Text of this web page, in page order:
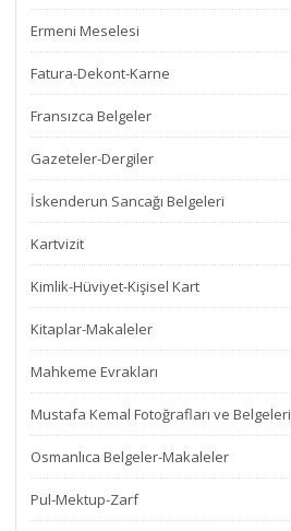
Ermeni Meselesi
Fatura-Dekont-Karne
Fransızca Belgeler
Gazeteler-Dergiler
İskenderun Sancağı Belgeleri
Kartvizit
Kimlik-Hüviyet-Kişisel Kart
Kitaplar-Makaleler
Mahkeme Evrakları
Mustafa Kemal Fotoğrafları ve Belgeleri
Osmanlıca Belgeler-Makaleler
Pul-Mektup-Zarf